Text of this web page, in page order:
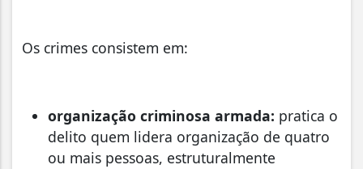
Os crimes consistem em:
organização criminosa armada: pratica o
delito quem lidera organização de quatro
ou mais pessoas, estruturalmente